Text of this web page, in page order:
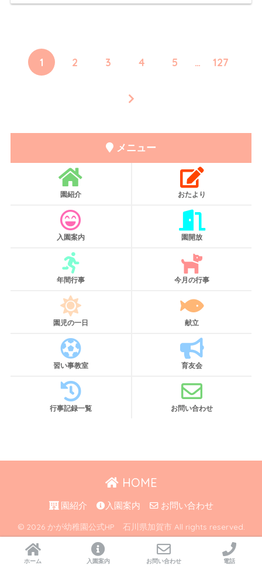
1 2 3 4 5 … 127
メニュー
園紹介 おたより
入園案内 園開放
年間行事 今月の行事
園児の一日 献立
習い事教室 育友会
行事記録一覧 お問い合わせ
HOME
園紹介 入園案内 お問い合わせ
© 2026 かが幼稚園公式HP 石川県加賀市 All rights reserved.
ホーム 入園案内 お問い合わせ 電話